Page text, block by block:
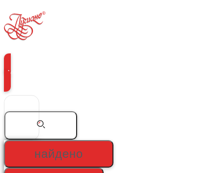
содержимому
Меню
Search
найдено